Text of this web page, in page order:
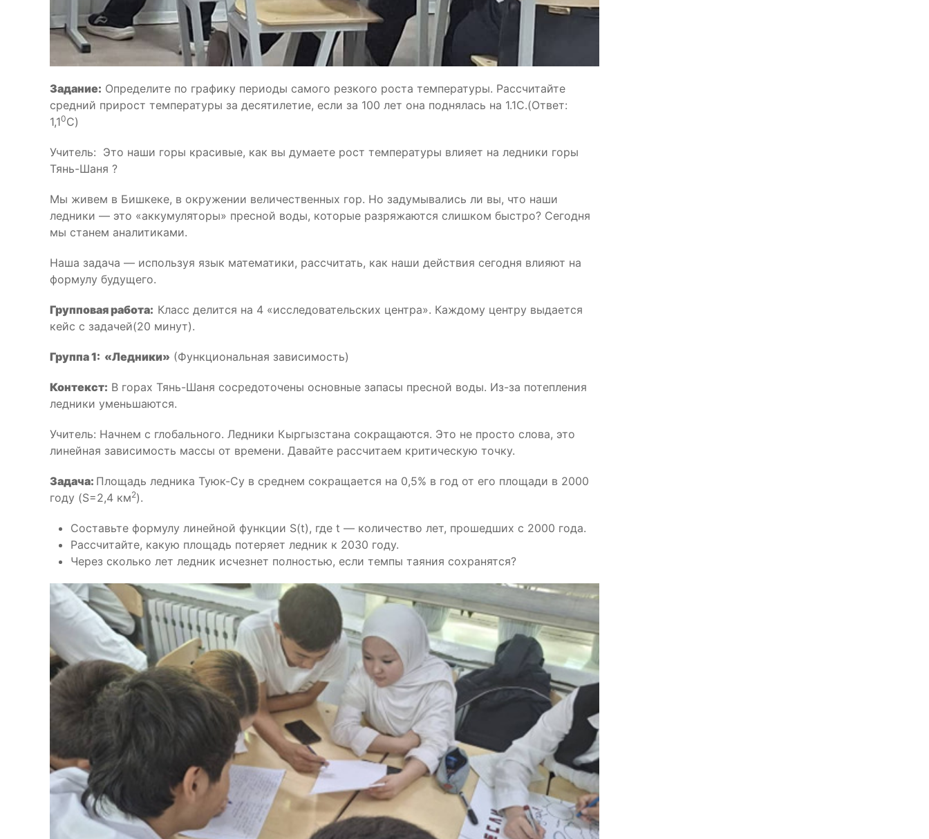
Задание: Определите по графику периоды самого резкого роста температуры. Рассчитайте
средний прирост температуры за десятилетие, если за 100 лет она поднялась на 1.1C.(Ответ:
1,10С)
Учитель: Это наши горы красивые, как вы думаете рост температуры влияет на ледники горы
Тянь-Шаня ?
Мы живем в Бишкеке, в окружении величественных гор. Но задумывались ли вы, что наши
ледники — это «аккумуляторы» пресной воды, которые разряжаются слишком быстро? Сегодня
мы станем аналитиками.
Наша задача — используя язык математики, рассчитать, как наши действия сегодня влияют на
формулу будущего.
Групповая работа: Класс делится на 4 «исследовательских центра». Каждому центру выдается
кейс с задачей(20 минут).
Группа 1: «Ледники» (Функциональная зависимость)
Контекст: В горах Тянь-Шаня сосредоточены основные запасы пресной воды. Из-за потепления
ледники уменьшаются.
Учитель: Начнем с глобального. Ледники Кыргызстана сокращаются. Это не просто слова, это
линейная зависимость массы от времени. Давайте рассчитаем критическую точку.
Задача: Площадь ледника Туюк-Су в среднем сокращается на 0,5% в год от его площади в 2000
году (S=2,4 км2).
Составьте формулу линейной функции S(t), где t — количество лет, прошедших с 2000 года.
Рассчитайте, какую площадь потеряет ледник к 2030 году.
Через сколько лет ледник исчезнет полностью, если темпы таяния сохранятся?